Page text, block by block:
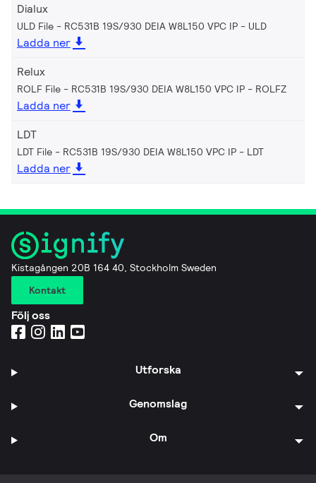
Dialux
ULD File - RC531B 19S/930 DEIA W8L150 VPC IP ULD
Ladda ner
Relux
ROLF File - RC531B 19S/930 DEIA W8L150 VPC IP ROLFZ
Ladda ner
LDT
LDT File - RC531B 19S/930 DEIA W8L150 VPC IP LDT
Ladda ner
Kistagången 20B 164 40, Stockholm Sweden
Kontakt
Följ oss
Utforska
Genomslag
Om